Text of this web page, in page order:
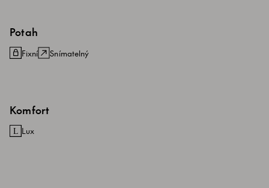
Potah
Fixní Snímatelný
Komfort
Lux